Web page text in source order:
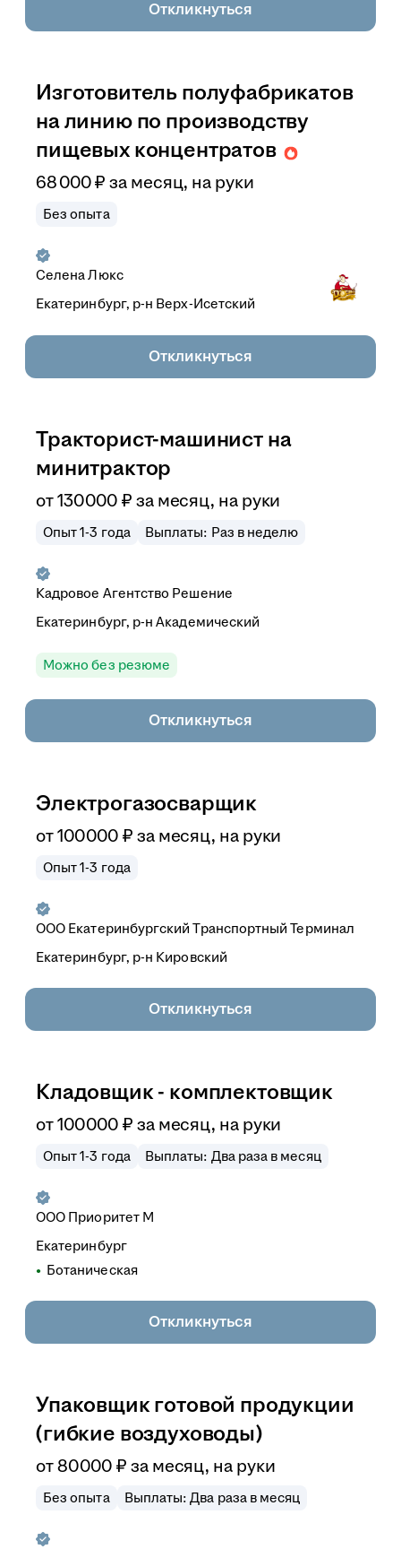
Откликнуться
Изготовитель полуфабрикатов
на линию по производству
пищевых концентратов
68 000₽ за месяц, на руки
Без опыта
Селена Люкс
Екатеринбург, р-н Верх-Исетский
Откликнуться
Тракторист-машинист на
минитрактор
от130 000 ₽ за месяц, на руки
Опыт 1-3 года Выплаты: Раз в неделю
Кадровое Агентство Решение
Екатеринбург, р-н Академический
Можно без резюме
Откликнуться
Электрогазосварщик
от100 000 ₽ за месяц, на руки
Опыт 1-3 года
ООО Екатеринбургский Транспортный Терминал
Екатеринбург, р-н Кировский
Откликнуться
Кладовщик - комплектовщик
от100 000 ₽ за месяц, на руки
Опыт 1-3 года Выплаты: Два раза в месяц
ООО Приоритет М
Екатеринбург
Ботаническая
Откликнуться
Упаковщик готовой продукции
(гибкие воздуховоды)
от80 000 ₽ за месяц, на руки
Без опыта Выплаты: Два раза в месяц